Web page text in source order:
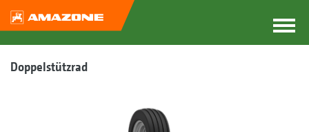
Doppelstützrad